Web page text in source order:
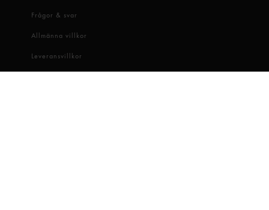
Frågor & svar
Allmänna villkor
Leveransvillkor